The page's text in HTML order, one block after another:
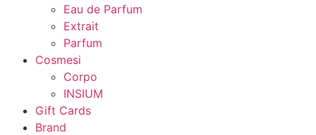
Eau de Parfum
Extrait
Parfum
Cosmesi
Corpo
INSIUM
Gift Cards
Brand